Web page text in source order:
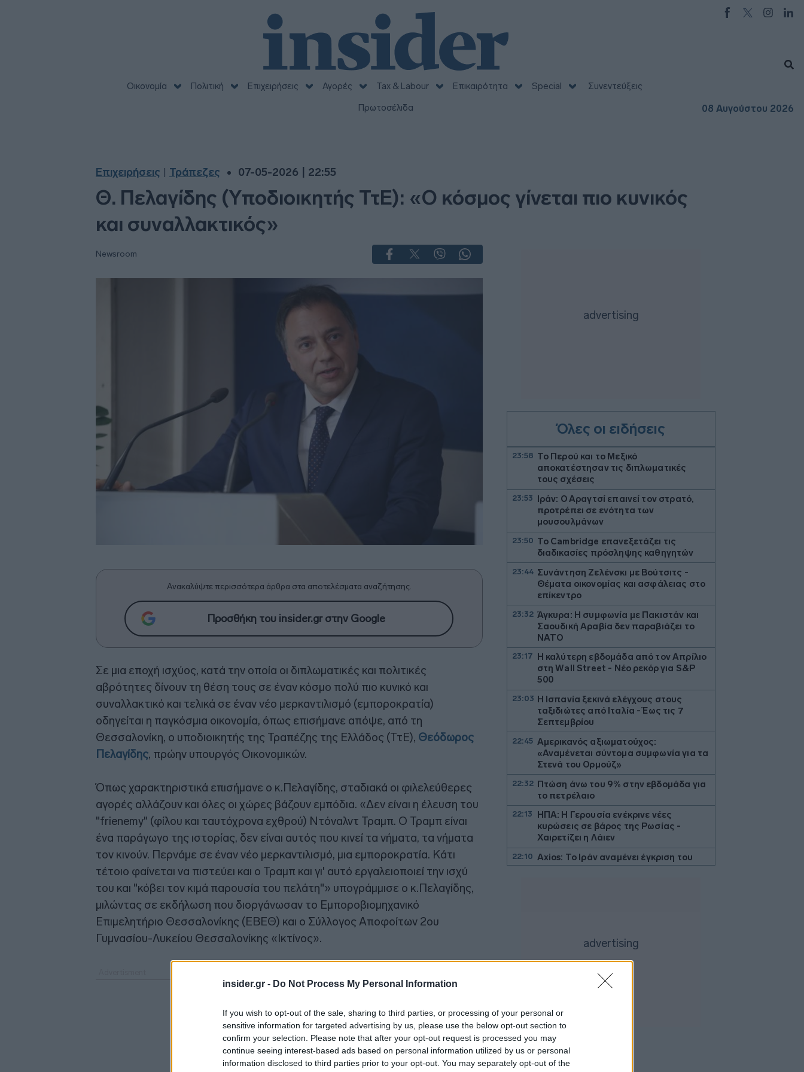
insider.gr - Do Not Process My Personal Information
If you wish to opt-out of the sale, sharing to third parties, or processing of your personal or
sensitive information for targeted advertising by us, please use the below opt-out section to
confirm your selection. Please note that after your opt-out request is processed you may
continue seeing interest-based ads based on personal information utilized by us or personal
information disclosed to third parties prior to your opt-out. You may separately opt-out of the
Οικονομία Πολιτική Επιχειρήσεις Αγορές Tax & Labour Επικαιρότητα Special
Συνεντεύξεις
Πρωτοσέλιδα
08 Αυγούστου 2026
Επιχειρήσεις Τράπεζες 07-05-2026 | 22:55
Θ. Πελαγίδης (Υποδιοικητής ΤτΕ): «Ο κόσμος γίνεται πιο κυνικός
και συναλλακτικός»
Newsroom
Ανακαλύψτε περισσότερα άρθρα στα αποτελέσματα αναζήτησης.
Προσθήκη του insider.gr στην Google
Σε μια εποχή ισχύος, κατά την οποία οι διπλωματικές και πολιτικές
αβρότητες δίνουν τη θέση τους σε έναν κόσμο πολύ πιο κυνικό και
συναλλακτικό και τελικά σε έναν νέο μερκαντιλισμό (εμποροκρατία)
οδηγείται η παγκόσμια οικονομία, όπως επισήμανε απόψε, από τη
Θεσσαλονίκη, ο υποδιοικητής της Τραπέζης της Ελλάδος (ΤτΕ), Θεόδωρος
Πελαγίδης, πρώην υπουργός Οικονομικών.
Όπως χαρακτηριστικά επισήμανε ο κ.Πελαγίδης, σταδιακά οι φιλελεύθερες
αγορές αλλάζουν και όλες οι χώρες βάζουν εμπόδια. «Δεν είναι η έλευση του
"frienemy" (φίλου και ταυτόχρονα εχθρού) Ντόναλντ Τραμπ. Ο Τραμπ είναι
ένα παράγωγο της ιστορίας, δεν είναι αυτός που κινεί τα νήματα, τα νήματα
τον κινούν. Περνάμε σε έναν νέο μερκαντιλισμό, μια εμποροκρατία. Κάτι
τέτοιο φαίνεται να πιστεύει και ο Τραμπ και γι' αυτό εργαλειοποιεί την ισχύ
του και "κόβει τον κιμά παρουσία του πελάτη"» υπογράμμισε ο κ.Πελαγίδης,
μιλώντας σε εκδήλωση που διοργάνωσαν το Εμποροβιομηχανικό
Επιμελητήριο Θεσσαλονίκης (ΕΒΕΘ) και ο Σύλλογος Αποφοίτων 2ου
Γυμνασίου-Λυκείου Θεσσαλονίκης «Ικτίνος».
Όλες οι ειδήσεις
23:58 Το Περού και το Μεξικό
αποκατέστησαν τις διπλωματικές
τους σχέσεις
23:53 Ιράν: Ο Αραγτσί επαινεί τον στρατό,
προτρέπει σε ενότητα των
μουσουλμάνων
23:50 Το Cambridge επανεξετάζει τις
διαδικασίες πρόσληψης καθηγητών
23:44 Συνάντηση Ζελένσκι με Βούτσιτς -
Θέματα οικονομίας και ασφάλειας στο
επίκεντρο
23:32 Άγκυρα: Η συμφωνία με Πακιστάν και
Σαουδική Αραβία δεν παραβιάζει το
ΝΑΤΟ
23:17 Η καλύτερη εβδομάδα από τον Απρίλιο
στη Wall Street - Νέο ρεκόρ για S&P
500
23:03 Η Ισπανία ξεκινά ελέγχους στους
ταξιδιώτες από Ιταλία - Έως τις 7
Σεπτεμβρίου
22:45 Αμερικανός αξιωματούχος:
«Αναμένεται σύντομα συμφωνία για τα
Στενά του Ορμούζ»
22:32 Πτώση άνω του 9% στην εβδομάδα για
το πετρέλαιο
22:13
ΗΠΑ: Η Γερουσία ενέκρινε νέες
κυρώσεις σε βάρος της Ρωσίας -
Χαιρετίζει η Λάιεν
22:10 Axios: Το Ιράν αναμένει έγκριση του
Συμβουλίου Ασφαλείας για τη
21:46 ΔΕΘ - HELEXPO: Αναρτήθηκε ο
διαγωνισμός για την ανάπλαση των
204,6 εκατ. ευρώ
οικονομική ανάλυση με πολιτική
προπαγάνδα»
21:27
Υπ. Παιδείας: 3,35 εκατ. ευρώ στο
Πανεπιστήμιο Κρήτης για το
στεγαστικό επίδομα των φοιτητών